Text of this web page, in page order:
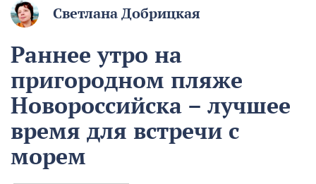
Светлана Добрицкая
Раннее утро на
пригородном пляже
Новороссийска – лучшее
время для встречи с
морем